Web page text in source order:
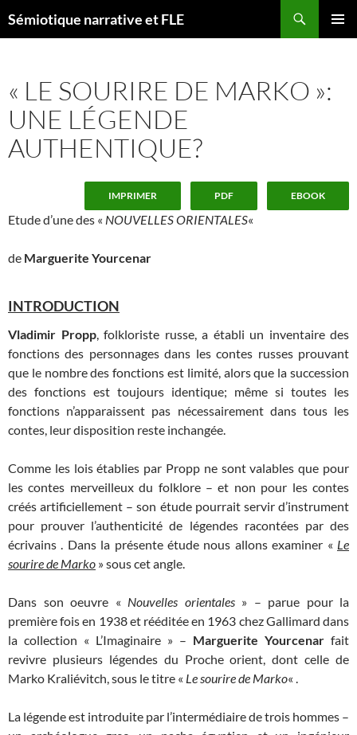
auSémiotique narrative et FLE
« LE SOURIRE DE MARKO »:
UNE LÉGENDE
AUTHENTIQUE?
IMPRIMER PDF EBOOK
Etude d’une des « NOUVELLES ORIENTALES«
de Marguerite Yourcenar
INTRODUCTION
Vladimir Propp, folkloriste russe, a établi un inventaire des
fonctions des personnages dans les contes russes prouvant
que le nombre des fonctions est limité, alors que la succession
des fonctions est toujours identique; même si toutes les
fonctions n’apparaissent pas nécessairement dans tous les
contes, leur disposition reste inchangée.
Comme les lois établies par Propp ne sont valables que pour
les contes merveilleux du folklore – et non pour les contes
créés artificiellement – son étude pourrait servir d’instrument
pour prouver l’authenticité de légendes racontées par des
écrivains . Dans la présente étude nous allons examiner « Le
sourire de Marko » sous cet angle.
Dans son oeuvre « Nouvelles orientales» – parue pour la
première fois en 1938 et rééditée en 1963 chez Gallimard dans
la collection « L’Imaginaire » – Marguerite Yourcenar fait
revivre plusieurs légendes du Proche orient, dont celle de
Marko Kraliévitch, sous le titre « Le sourire de Marko« .
La légende est introduite par l’intermédiaire de trois hommes –